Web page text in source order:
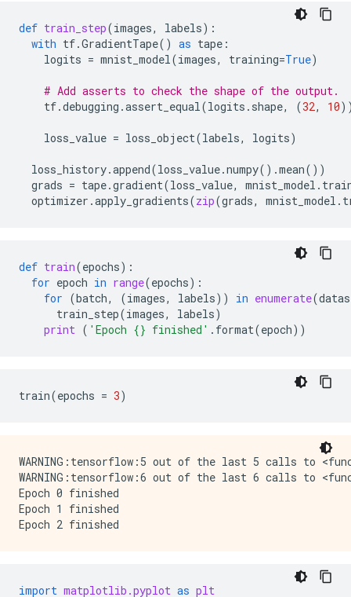
def train_step(images, labels):
with tf.GradientTape() as tape :
logits = mnist_model(images, training=True)
# Add asserts to check the shape of the output.
tf.debugging .assert_equal(logits . shape, (32, 10
loss_value = loss_object(labels, logits)
loss_history.append(loss_value.numpy() .mean())
grads = tape.gradient(loss_value, mnist_model .
optimizer .apply_gradients(zip(grads, mnist_model .
def train(epochs):
for epoch in range(epochs):
for (batch, (images, labels)) in enumerate(
train_step(images, labels)
print ( 'Epoch {} finished' . format(epoch))
train(epochs = 3)
WARNING:tensorflow:5 out of the last 5 calls to
WARNING:tensorflow:6 out of the last 6 calls to
Epoch 0 finished
Epoch 1 finished
import matplotlib.pyplot as plt